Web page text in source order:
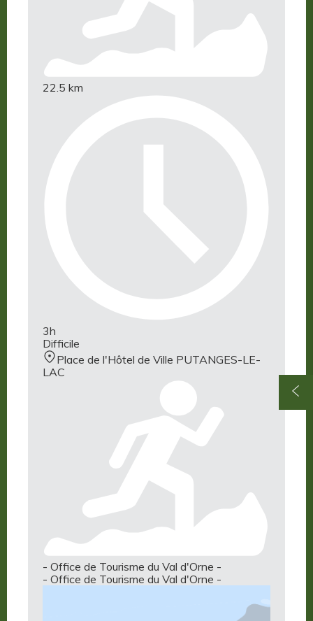
22.5 km
3h
Difficile
Place de l'Hôtel de Ville PUTANGES-LE-
LAC
- Office de Tourisme du Val d'Orne -
- Office de Tourisme du Val d'Orne -